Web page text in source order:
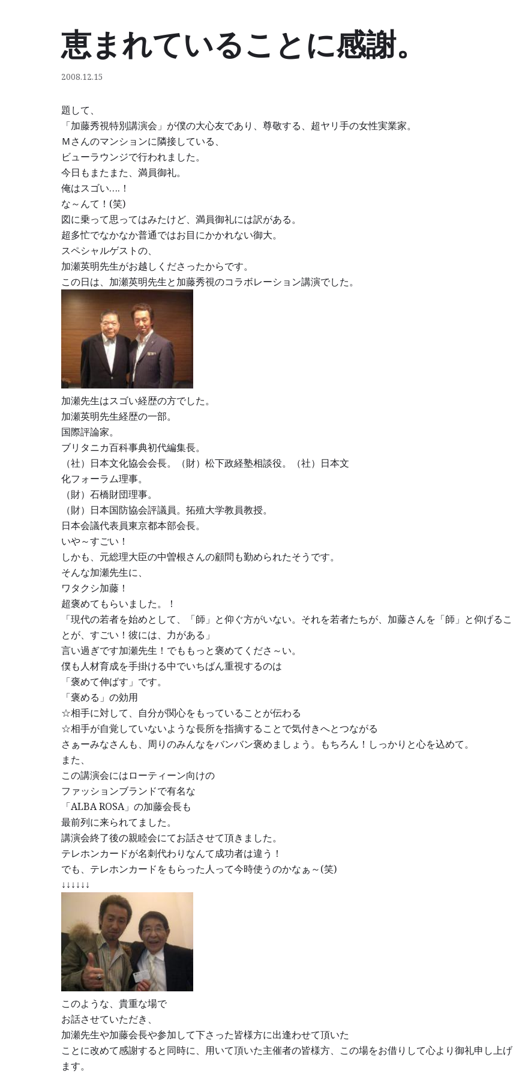
恵まれていることに感謝。
2008.12.15
題して、
「加藤秀視特別講演会」が僕の大心友であり、尊敬する、超ヤリ手の女性実業家。
Ｍさんのマンションに隣接している、
ビューラウンジで行われました。
今日もまたまた、満員御礼。
俺はスゴい….！
な～んて！(笑)
図に乗って思ってはみたけど、満員御礼には訳がある。
超多忙でなかなか普通ではお目にかかれない御大。
スペシャルゲストの、
加瀬英明先生がお越しくださったからです。
この日は、加瀬英明先生と加藤秀視のコラボレーション講演でした。
加瀬先生はスゴい経歴の方でした。
加瀬英明先生経歴の一部。
国際評論家。
ブリタニカ百科事典初代編集長。
（社）日本文化協会会長。（財）松下政経塾相談役。（社）日本文
化フォーラム理事。
（財）石橋財団理事。
（財）日本国防協会評議員。拓殖大学教員教授。
日本会議代表員東京都本部会長。
いや～すごい！
しかも、元総理大臣の中曽根さんの顧問も勤められたそうです。
そんな加瀬先生に、
ワタクシ加藤！
超褒めてもらいました。！
「現代の若者を始めとして、「師」と仰ぐ方がいない。それを若者たちが、加藤さんを「師」と仰げるこ
とが、すごい！彼には、力がある」
言い過ぎです加瀬先生！でももっと褒めてくださ～い。
僕も人材育成を手掛ける中でいちばん重視するのは
「褒めて伸ばす」です。
「褒める」の効用
☆相手に対して、自分が関心をもっていることが伝わる
☆相手が自覚していないような長所を指摘することで気付きへとつながる
さぁーみなさんも、周りのみんなをバンバン褒めましょう。もちろん！しっかりと心を込めて。
また、
この講演会にはローティーン向けの
ファッションブランドで有名な
「ALBA ROSA」の加藤会長も
最前列に来られてました。
講演会終了後の親睦会にてお話させて頂きました。
テレホンカードが名刺代わりなんて成功者は違う！
でも、テレホンカードをもらった人って今時使うのかなぁ～(笑)
↓↓↓↓↓↓
このような、貴重な場で
お話させていただき、
加瀬先生や加藤会長や参加して下さった皆様方に出逢わせて頂いた
ことに改めて感謝すると同時に、用いて頂いた主催者の皆様方、この場をお借りして心より御礼申し上げ
ます。